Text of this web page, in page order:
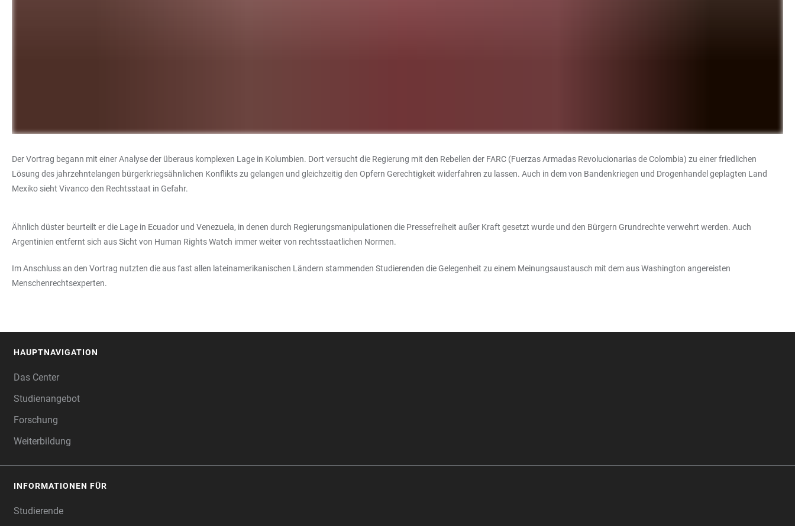
Der Vortrag begann mit einer Analyse der überaus komplexen Lage in Kolumbien. Dort versucht die Regierung mit den Rebellen der FARC (Fuerzas Armadas Revolucionarias de Colombia) zu einer friedlichen
Lösung des jahrzehntelangen bürgerkriegsähnlichen Konflikts zu gelangen und gleichzeitig den Opfern Gerechtigkeit widerfahren zu lassen. Auch in dem von Bandenkriegen und Drogenhandel geplagten Land
Mexiko sieht Vivanco den Rechtsstaat in Gefahr.
Ähnlich düster beurteilt er die Lage in Ecuador und Venezuela, in denen durch Regierungsmanipulationen die Pressefreiheit außer Kraft gesetzt wurde und den Bürgern Grundrechte verwehrt werden. Auch
Argentinien entfernt sich aus Sicht von Human Rights Watch immer weiter von rechtsstaatlichen Normen.
Im Anschluss an den Vortrag nutzten die aus fast allen lateinamerikanischen Ländern stammenden Studierenden die Gelegenheit zu einem Meinungsaustausch mit dem aus Washington angereisten
Menschenrechtsexperten.
HAUPTNAVIGATION
Das Center
Studienangebot
Forschung
Weiterbildung
INFORMATIONEN FÜR
Studierende